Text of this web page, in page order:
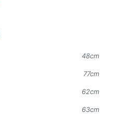
48cm
77cm
62cm
63cm